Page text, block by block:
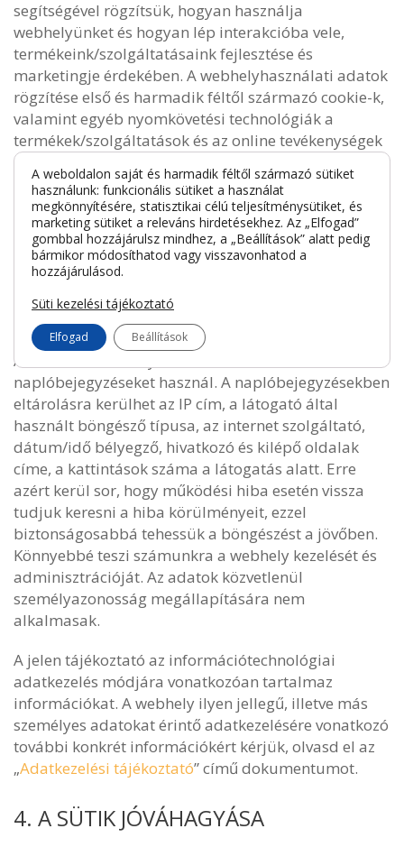
segítségével rögzítsük, hogyan használja
webhelyünket és hogyan lép interakcióba vele,
termékeink/szolgáltatásaink fejlesztése és
marketingje érdekében. A webhelyhasználati adatok
rögzítése első és harmadik féltől származó cookie-k,
valamint egyéb nyomkövetési technológiák a
termékek/szolgáltatások és az online tevékenységek
népszerűségének meghatározására. Ezenkívül ezeket
az információkat webhelyoptimalizálási,
csalási/biztonsági célokra és reklámozásra
használjuk. Ha többet szeretne tudni arról, hogy a
Facebook hogyan gyűjti és használja fel az Ön
adatait, keresse fel a
Facebook Meta Pixel
3.4.2. Naplófájl bejegyzések
Adatkezelő webhelyét üzemeltető technikai háttér
naplóbejegyzéseket használ. A naplóbejegyzésekben
eltárolásra kerülhet az IP cím, a látogató által
használt böngésző típusa, az internet szolgáltató,
dátum/idő bélyegző, hivatkozó és kilépő oldalak
címe, a kattintások száma a látogatás alatt. Erre
azért kerül sor, hogy működési hiba esetén vissza
tudjuk keresni a hiba körülményeit, ezzel
biztonságosabbá tehessük a böngészést a jövőben.
Könnyebbé teszi számunkra a webhely kezelését és
adminisztrációját. Az adatok közvetlenül
személyazonosság megállapítására nem
alkalmasak.
A jelen tájékoztató az információtechnológiai
adatkezelés módjára vonatkozóan tartalmaz
információkat. A webhely ilyen jellegű, illetve más
személyes adatokat érintő adatkezelésére vonatkozó
további konkrét információkért kérjük, olvasd el az
„Adatkezelési tájékoztató” című dokumentumot.
4. A SÜTIK JÓVÁHAGYÁSA
A weboldalon saját és harmadik féltől származó sütiket
használunk: funkcionális sütiket a használat
megkönnyítésére, statisztikai célú teljesítménysütiket, és
marketing sütiket a releváns hirdetésekhez. Az „Elfogad”
gombbal hozzájárulsz mindhez, a „Beállítások” alatt pedig
bármikor módosíthatod vagy visszavonhatod a
hozzájárulásod.
Süti kezelési tájékoztató
Elfogad Beállítások